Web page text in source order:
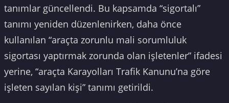
tanımlar güncellendi. Bu kapsamda “sigortalı”
tanımı yeniden düzenlenirken, daha önce
kullanılan “araçta zorunlu mali sorumluluk
sigortası yaptırmak zorunda olan işletenler” ifadesi
yerine, “araçta Karayolları Trafik Kanunu’na göre
işleten sayılan kişi” tanımı getirildi.